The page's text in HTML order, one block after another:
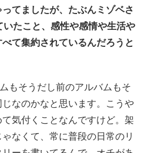
てましたが、たぶんミゾベさ
たこと、感性や感情や生活や
て集約されているんだろうと
もそうだし前のアルバムもそ
なのかなと思います。こうや
気付くことなんですけど。架
なくて、常に普段の日常のリ